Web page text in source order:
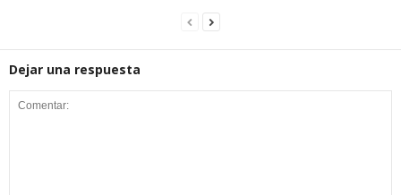
Dejar una respuesta